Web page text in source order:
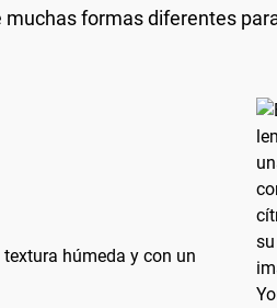
muchas formas diferentes
húmeda y con un